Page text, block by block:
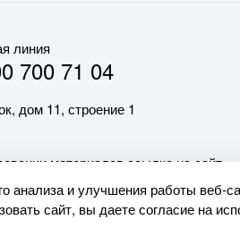
линия
700 71 04
дом 11, строение 1
материалов ссылка на сайт
анализа и улучшения работы веб-
сайт, вы даете согласие на